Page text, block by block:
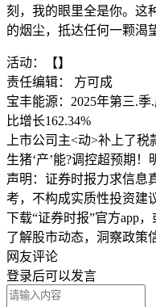
刻，我的眼里全是你。这
的烟尘，抵达任何一颗渴
活动：【】
责任编辑： 方可成
宝丰能源：2025年第三.
比增长162.34%
上市公司主<动>补上了
生猪‘产’能?调控超预期
声明：证券时报力求信息
考，不构成实质性投资建
下载“证券时报”官方app
了解股市动态，洞察政策
网友评论
登录后可以发言